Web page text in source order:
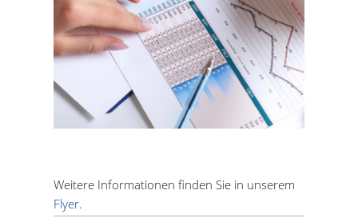
Weitere Informationen finden Sie in unserem
Flyer.